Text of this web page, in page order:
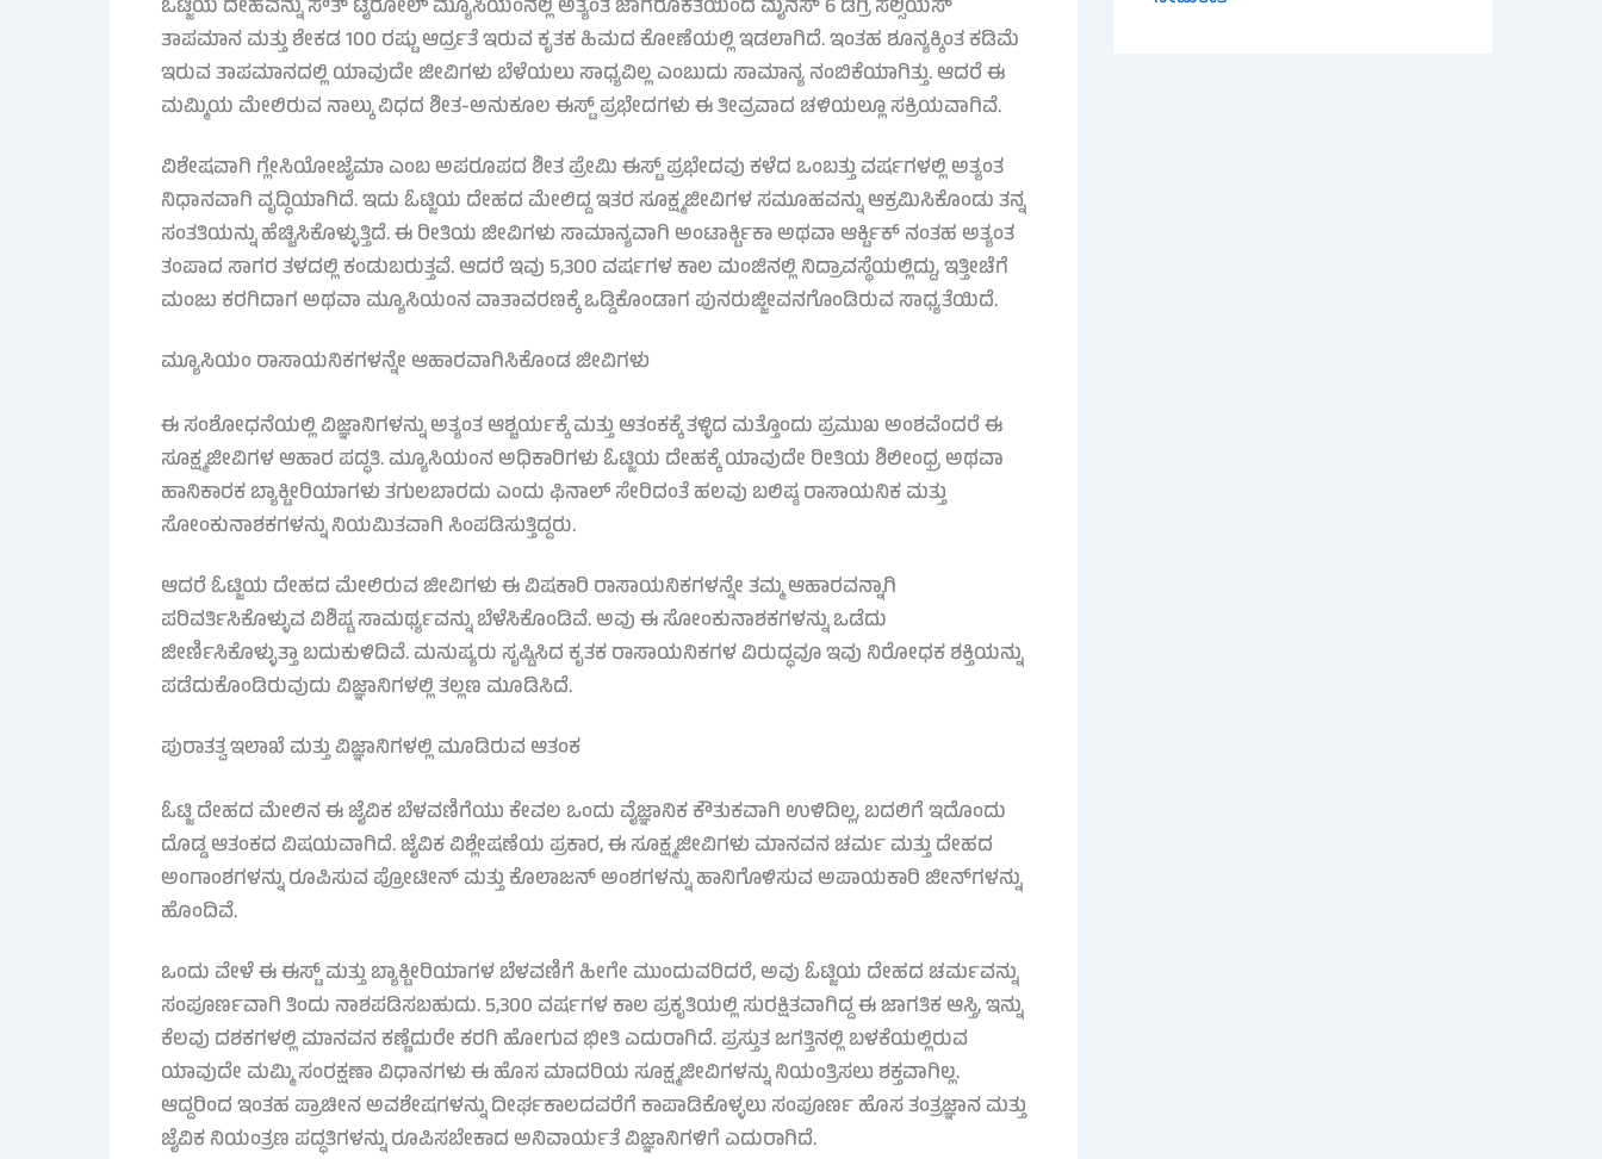
ಓಟ್ಜಿಯ ದೇಹವನ್ನು ಸೌತ್ ಟೈರೋಲ್ ಮ್ಯೂಸಿಯಂನಲ್ಲಿ ಅತ್ಯಂತ ಜಾಗರೂಕತೆಯಿಂದ ಮೈನಸ್ 6 ಡಿಗ್ರಿ ಸೆಲ್ಸಿಯಸ್
ತಾಪಮಾನ ಮತ್ತು ಶೇಕಡ 100 ರಷ್ಟು ಆರ್ದ್ರತೆ ಇರುವ ಕೃತಕ ಹಿಮದ ಕೋಣೆಯಲ್ಲಿ ಇಡಲಾಗಿದೆ. ಇಂತಹ ಶೂನ್ಯಕ್ಕಿಂತ ಕಡಿಮೆ
ಇರುವ ತಾಪಮಾನದಲ್ಲಿ ಯಾವುದೇ ಜೀವಿಗಳು ಬೆಳೆಯಲು ಸಾಧ್ಯವಿಲ್ಲ ಎಂಬುದು ಸಾಮಾನ್ಯ ನಂಬಿಕೆಯಾಗಿತ್ತು. ಆದರೆ ಈ
ಮಮ್ಮಿಯ ಮೇಲಿರುವ ನಾಲ್ಕು ವಿಧದ ಶೀತ-ಅನುಕೂಲ ಈಸ್ಟ್ ಪ್ರಭೇದಗಳು ಈ ತೀವ್ರವಾದ ಚಳಿಯಲ್ಲೂ ಸಕ್ರಿಯವಾಗಿವೆ.
ವಿಶೇಷವಾಗಿ ಗ್ಲೇಸಿಯೋಜೈಮಾ ಎಂಬ ಅಪರೂಪದ ಶೀತ ಪ್ರೇಮಿ ಈಸ್ಟ್ ಪ್ರಭೇದವು ಕಳೆದ ಒಂಬತ್ತು ವರ್ಷಗಳಲ್ಲಿ ಅತ್ಯಂತ
ನಿಧಾನವಾಗಿ ವೃದ್ಧಿಯಾಗಿದೆ. ಇದು ಓಟ್ಜಿಯ ದೇಹದ ಮೇಲಿದ್ದ ಇತರ ಸೂಕ್ಷ್ಮಜೀವಿಗಳ ಸಮೂಹವನ್ನು ಆಕ್ರಮಿಸಿಕೊಂಡು ತನ್ನ
ಸಂತತಿಯನ್ನು ಹೆಚ್ಚಿಸಿಕೊಳ್ಳುತ್ತಿದೆ. ಈ ರೀತಿಯ ಜೀವಿಗಳು ಸಾಮಾನ್ಯವಾಗಿ ಅಂಟಾರ್ಕ್ಟಿಕಾ ಅಥವಾ ಆರ್ಕ್ಟಿಕ್ ನಂತಹ ಅತ್ಯಂತ
ತಂಪಾದ ಸಾಗರ ತಳದಲ್ಲಿ ಕಂಡುಬರುತ್ತವೆ. ಆದರೆ ಇವು 5,300 ವರ್ಷಗಳ ಕಾಲ ಮಂಜಿನಲ್ಲಿ ನಿದ್ರಾವಸ್ಥೆಯಲ್ಲಿದ್ದು, ಇತ್ತೀಚೆಗೆ
ಮಂಜು ಕರಗಿದಾಗ ಅಥವಾ ಮ್ಯೂಸಿಯಂನ ವಾತಾವರಣಕ್ಕೆ ಒಡ್ಡಿಕೊಂಡಾಗ ಪುನರುಜ್ಜೀವನಗೊಂಡಿರುವ ಸಾಧ್ಯತೆಯಿದೆ.
ಮ್ಯೂಸಿಯಂ ರಾಸಾಯನಿಕಗಳನ್ನೇ ಆಹಾರವಾಗಿಸಿಕೊಂಡ ಜೀವಿಗಳು
ಈ ಸಂಶೋಧನೆಯಲ್ಲಿ ವಿಜ್ಞಾನಿಗಳನ್ನು ಅತ್ಯಂತ ಆಶ್ಚರ್ಯಕ್ಕೆ ಮತ್ತು ಆತಂಕಕ್ಕೆ ತಳ್ಳಿದ ಮತ್ತೊಂದು ಪ್ರಮುಖ ಅಂಶವೆಂದರೆ ಈ
ಸೂಕ್ಷ್ಮಜೀವಿಗಳ ಆಹಾರ ಪದ್ಧತಿ. ಮ್ಯೂಸಿಯಂನ ಅಧಿಕಾರಿಗಳು ಓಟ್ಜಿಯ ದೇಹಕ್ಕೆ ಯಾವುದೇ ರೀತಿಯ ಶಿಲೀಂಧ್ರ ಅಥವಾ
ಹಾನಿಕಾರಕ ಬ್ಯಾಕ್ಟೀರಿಯಾಗಳು ತಗುಲಬಾರದು ಎಂದು ಫಿನಾಲ್ ಸೇರಿದಂತೆ ಹಲವು ಬಲಿಷ್ಠ ರಾಸಾಯನಿಕ ಮತ್ತು
ಸೋಂಕುನಾಶಕಗಳನ್ನು ನಿಯಮಿತವಾಗಿ ಸಿಂಪಡಿಸುತ್ತಿದ್ದರು.
ಆದರೆ ಓಟ್ಜಿಯ ದೇಹದ ಮೇಲಿರುವ ಜೀವಿಗಳು ಈ ವಿಷಕಾರಿ ರಾಸಾಯನಿಕಗಳನ್ನೇ ತಮ್ಮ ಆಹಾರವನ್ನಾಗಿ
ಪರಿವರ್ತಿಸಿಕೊಳ್ಳುವ ವಿಶಿಷ್ಟ ಸಾಮರ್ಥ್ಯವನ್ನು ಬೆಳೆಸಿಕೊಂಡಿವೆ. ಅವು ಈ ಸೋಂಕುನಾಶಕಗಳನ್ನು ಒಡೆದು
ಜೀರ್ಣಿಸಿಕೊಳ್ಳುತ್ತಾ ಬದುಕುಳಿದಿವೆ. ಮನುಷ್ಯರು ಸೃಷ್ಟಿಸಿದ ಕೃತಕ ರಾಸಾಯನಿಕಗಳ ವಿರುದ್ಧವೂ ಇವು ನಿರೋಧಕ ಶಕ್ತಿಯನ್ನು
ಪಡೆದುಕೊಂಡಿರುವುದು ವಿಜ್ಞಾನಿಗಳಲ್ಲಿ ತಲ್ಲಣ ಮೂಡಿಸಿದೆ.
ಪುರಾತತ್ವ ಇಲಾಖೆ ಮತ್ತು ವಿಜ್ಞಾನಿಗಳಲ್ಲಿ ಮೂಡಿರುವ ಆತಂಕ
ಓಟ್ಜಿ ದೇಹದ ಮೇಲಿನ ಈ ಜೈವಿಕ ಬೆಳವಣಿಗೆಯು ಕೇವಲ ಒಂದು ವೈಜ್ಞಾನಿಕ ಕೌತುಕವಾಗಿ ಉಳಿದಿಲ್ಲ, ಬದಲಿಗೆ ಇದೊಂದು
ದೊಡ್ಡ ಆತಂಕದ ವಿಷಯವಾಗಿದೆ. ಜೈವಿಕ ವಿಶ್ಲೇಷಣೆಯ ಪ್ರಕಾರ, ಈ ಸೂಕ್ಷ್ಮಜೀವಿಗಳು ಮಾನವನ ಚರ್ಮ ಮತ್ತು ದೇಹದ
ಅಂಗಾಂಶಗಳನ್ನು ರೂಪಿಸುವ ಪ್ರೋಟೀನ್ ಮತ್ತು ಕೊಲಾಜನ್ ಅಂಶಗಳನ್ನು ಹಾನಿಗೊಳಿಸುವ ಅಪಾಯಕಾರಿ ಜೀನ್‌ಗಳನ್ನು
ಹೊಂದಿವೆ.
ಒಂದು ವೇಳೆ ಈ ಈಸ್ಟ್ ಮತ್ತು ಬ್ಯಾಕ್ಟೀರಿಯಾಗಳ ಬೆಳವಣಿಗೆ ಹೀಗೇ ಮುಂದುವರಿದರೆ, ಅವು ಓಟ್ಜಿಯ ದೇಹದ ಚರ್ಮವನ್ನು
ಸಂಪೂರ್ಣವಾಗಿ ತಿಂದು ನಾಶಪಡಿಸಬಹುದು. 5,300 ವರ್ಷಗಳ ಕಾಲ ಪ್ರಕೃತಿಯಲ್ಲಿ ಸುರಕ್ಷಿತವಾಗಿದ್ದ ಈ ಜಾಗತಿಕ ಆಸ್ತಿ, ಇನ್ನು
ಕೆಲವು ದಶಕಗಳಲ್ಲಿ ಮಾನವನ ಕಣ್ಣೆದುರೇ ಕರಗಿ ಹೋಗುವ ಭೀತಿ ಎದುರಾಗಿದೆ. ಪ್ರಸ್ತುತ ಜಗತ್ತಿನಲ್ಲಿ ಬಳಕೆಯಲ್ಲಿರುವ
ಯಾವುದೇ ಮಮ್ಮಿ ಸಂರಕ್ಷಣಾ ವಿಧಾನಗಳು ಈ ಹೊಸ ಮಾದರಿಯ ಸೂಕ್ಷ್ಮಜೀವಿಗಳನ್ನು ನಿಯಂತ್ರಿಸಲು ಶಕ್ತವಾಗಿಲ್ಲ.
ಆದ್ದರಿಂದ ಇಂತಹ ಪ್ರಾಚೀನ ಅವಶೇಷಗಳನ್ನು ದೀರ್ಘಕಾಲದವರೆಗೆ ಕಾಪಾಡಿಕೊಳ್ಳಲು ಸಂಪೂರ್ಣ ಹೊಸ ತಂತ್ರಜ್ಞಾನ ಮತ್ತು
ಜೈವಿಕ ನಿಯಂತ್ರಣ ಪದ್ಧತಿಗಳನ್ನು ರೂಪಿಸಬೇಕಾದ ಅನಿವಾರ್ಯತೆ ವಿಜ್ಞಾನಿಗಳಿಗೆ ಎದುರಾಗಿದೆ.